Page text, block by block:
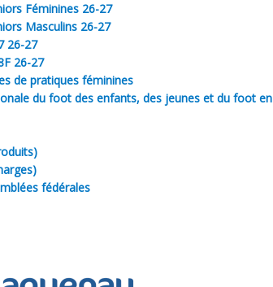
Féminines 26-27
Masculins 26-27
26-27
26-27
de pratiques féminines
du foot des enfants, des jeunes et du foot en
fédérales